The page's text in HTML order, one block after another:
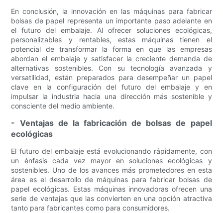
En conclusión, la innovación en las máquinas para fabricar
bolsas de papel representa un importante paso adelante en
el futuro del embalaje. Al ofrecer soluciones ecológicas,
personalizables y rentables, estas máquinas tienen el
potencial de transformar la forma en que las empresas
abordan el embalaje y satisfacer la creciente demanda de
alternativas sostenibles. Con su tecnología avanzada y
versatilidad, están preparados para desempeñar un papel
clave en la configuración del futuro del embalaje y en
impulsar la industria hacia una dirección más sostenible y
consciente del medio ambiente.
- Ventajas de la fabricación de bolsas de papel
ecológicas
El futuro del embalaje está evolucionando rápidamente, con
un énfasis cada vez mayor en soluciones ecológicas y
sostenibles. Uno de los avances más prometedores en esta
área es el desarrollo de máquinas para fabricar bolsas de
papel ecológicas. Estas máquinas innovadoras ofrecen una
serie de ventajas que las convierten en una opción atractiva
tanto para fabricantes como para consumidores.